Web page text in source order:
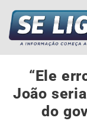
“Ele
João
do